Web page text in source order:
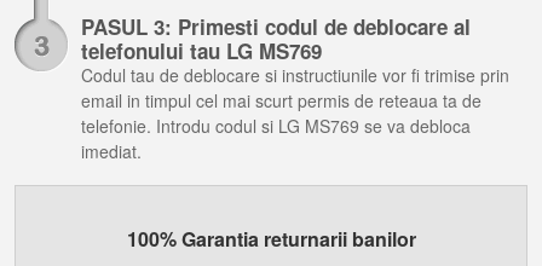
PASUL 3: Primesti codul de deblocare al
telefonului tau LG MS769
Codul tau de deblocare si instructiunile vor fi trimise prin
email in timpul cel mai scurt permis de reteaua ta de
telefonie. Introdu codul si LG MS769 se va debloca
imediat.
100% Garantia returnarii banilor